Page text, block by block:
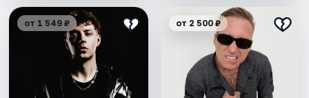
от 1 549 ₽ от 2 500 ₽